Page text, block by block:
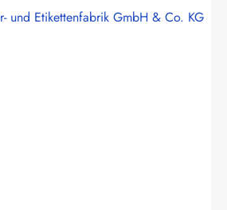
und Etikettenfabrik GmbH & Co. KG